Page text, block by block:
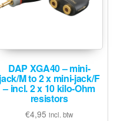
DAP XGA40 – mini-
jack/M to 2 x mini-jack/F
– incl. 2 x 10 kilo-Ohm
resistors
€4,95 incl. btw